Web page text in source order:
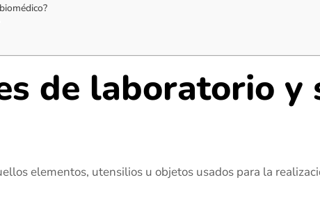
de laboratorio y
elementos, utensilios u objetos usados para la